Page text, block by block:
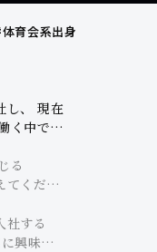
育会系出身
し、 現在
く中で
を教えて
る
てくださ
社する
興味を